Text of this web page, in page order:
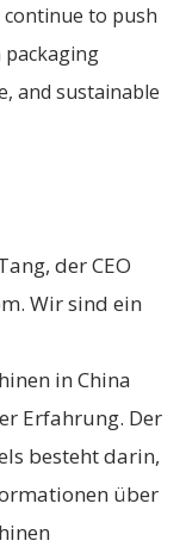
continue to push
and sustainable
der CEO
Wir sind ein
in China
Erfahrung. Der
besteht darin,
über